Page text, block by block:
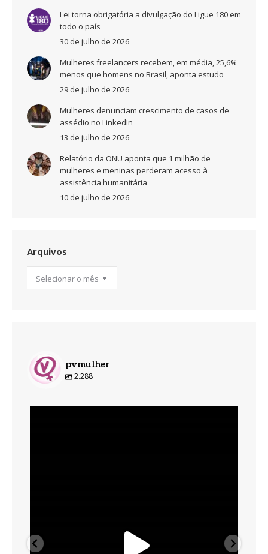
Lei torna obrigatória a divulgação do Ligue 180 em
todo o país
30 de julho de 2026
Mulheres freelancers recebem, em média, 25,6%
menos que homens no Brasil, aponta estudo
29 de julho de 2026
Mulheres denunciam crescimento de casos de
assédio no LinkedIn
13 de julho de 2026
Relatório da ONU aponta que 1 milhão de
mulheres e meninas perderam acesso à
assistência humanitária
10 de julho de 2026
Arquivos
pvmulher
2.288